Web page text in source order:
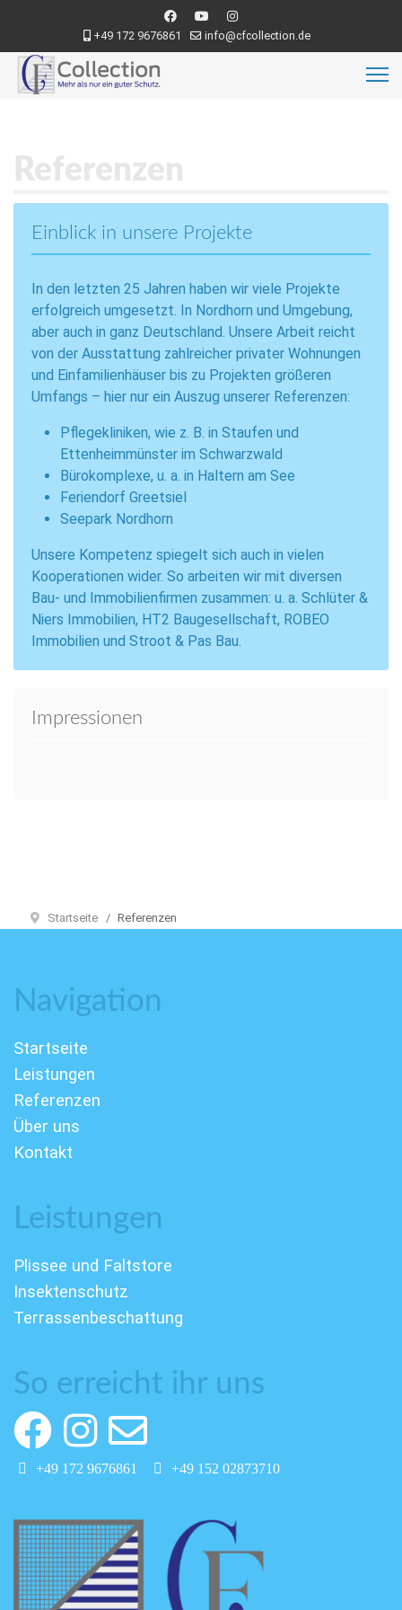
+49 172 9676861 info@cfcollection.de
Referenzen
Einblick in unsere Projekte
In den letzten 25 Jahren haben wir viele Projekte
erfolgreich umgesetzt. In Nordhorn und Umgebung,
aber auch in ganz Deutschland. Unsere Arbeit reicht
von der Ausstattung zahlreicher privater Wohnungen
und Einfamilienhäuser bis zu Projekten größeren
Umfangs – hier nur ein Auszug unserer Referenzen:
Pflegekliniken, wie z. B. in Staufen und
Ettenheimmünster im Schwarzwald
Bürokomplexe, u. a. in Haltern am See
Feriendorf Greetsiel
Seepark Nordhorn
Unsere Kompetenz spiegelt sich auch in vielen
Kooperationen wider. So arbeiten wir mit diversen
Bau- und Immobilienfirmen zusammen: u. a. Schlüter &
Niers Immobilien, HT2 Baugesellschaft, ROBEO
Immobilien und Stroot & Pas Bau.
Impressionen
Startseite Referenzen
Navigation
Startseite
Leistungen
Referenzen
Über uns
Kontakt
Leistungen
Plissee und Faltstore
Insektenschutz
Terrassenbeschattung
So erreicht ihr uns
+49 172 9676861 +49 152 02873710